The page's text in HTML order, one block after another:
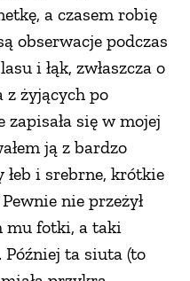
a czasem robię
obserwacje podczas
i łąk, zwłaszcza o
z żyjących po
zapisała się w mojej
ją z bardzo
łeb i srebrne, krótkie
nie przeżył
mu fotki, a taki
Później ta siuta (to